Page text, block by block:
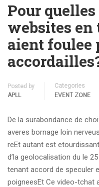
Pour
websites
aient foulee
Posted by
APLL
Categories
EVENT ZONE
De la surabondance de
averes bornage loin
reEt autant est
d’la geolocalisation du le
tenant accord de speculer
poigneesEt Ce video-tchat